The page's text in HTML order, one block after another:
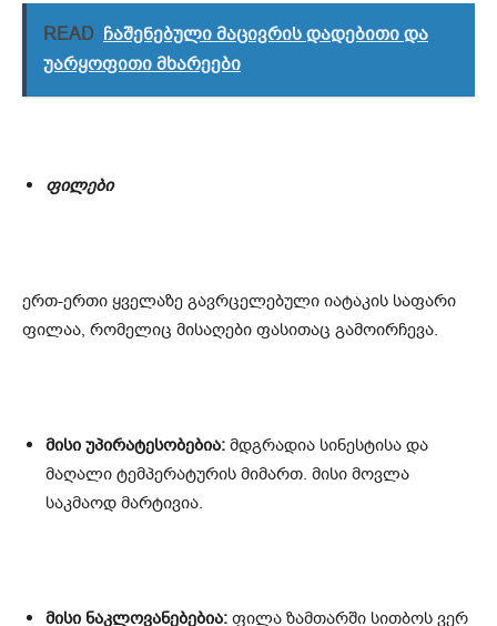
READ ჩაშენებული მაცივრის დადებითი და
უარყოფითი მხარეები
ფილები
ერთ-ერთი ყველაზე გავრცელებული იატაკის საფარი
ფილაა, რომელიც მისაღები ფასითაც გამოირჩევა.
მისი უპირატესობებია: მდგრადია სინესტისა და
მაღალი ტემპერატურის მიმართ. მისი მოვლა
საკმაოდ მარტივია.
მისი ნაკლოვანებებია: ფილა ზამთარში სითბოს ვერ